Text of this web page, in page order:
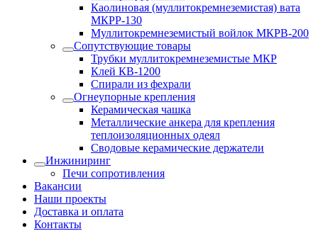
Каолиновая (муллитокремнеземистая) вата
МКРР-130
Муллитокремнеземистый войлок МКРВ-200
Сопутствующие товары
Трубки муллитокремнеземистые МКР
Клей КВ-1200
Спирали из фехрали
Огнеупорные крепления
Керамическая чашка
Металлические анкера для крепления
теплоизоляционных одеял
Сводовые керамические держатели
Инжиниринг
Печи сопротивления
Вакансии
Наши проекты
Доставка и оплата
Контакты